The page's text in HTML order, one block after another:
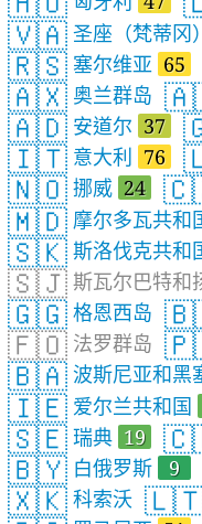
🇻🇦 圣座（梵蒂冈）
🇷🇸 塞尔维亚 65
🇦🇽 奥兰群岛
🇦🇩 安道尔 37
🇮🇹 意大利 76
🇳🇴 挪威 24
🇲🇩 摩尔多瓦共和
🇸🇰 斯洛伐克共和
🇸🇯 斯瓦尔巴特和
🇬🇬 格恩西岛
🇫🇴 法罗群岛
🇧🇦 波斯尼亚和黑
🇮🇪 爱尔兰共和国
🇸🇪 瑞典 19
🇧🇾 白俄罗斯 9
🇽🇰 科索沃